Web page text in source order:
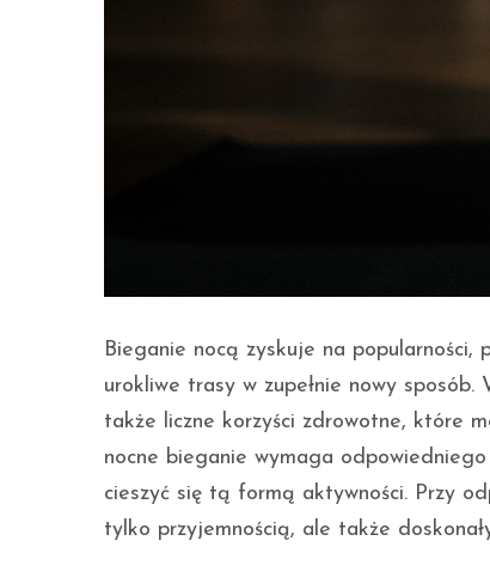
Bieganie nocą zyskuje na
urokliwe trasy w zupełnie nowy
także liczne korzyści zdrowotne, które
nocne bieganie wymaga
cieszyć się tą formą aktywności. Przy
tylko przyjemnością, ale także